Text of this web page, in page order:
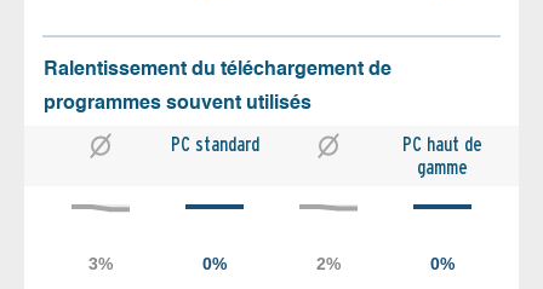
Ralentissement du téléchargement de
programmes souvent utilisés
PC standard
PC haut de
gamme